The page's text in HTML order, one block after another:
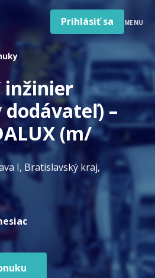
Prihlásiť sa MENU
inžinier
–
(m/
I, Bratislavský kraj,